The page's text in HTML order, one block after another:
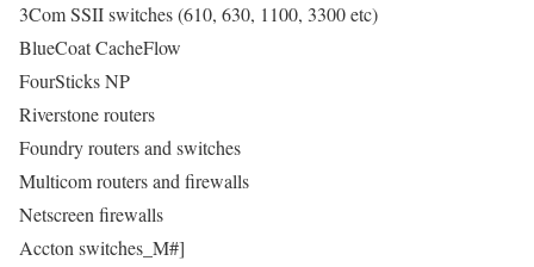
3Com SSII switches (610, 630, 1100, 3300 etc)
BlueCoat CacheFlow
FourSticks NP
Riverstone routers
Foundry routers and switches
Multicom routers and firewalls
Netscreen firewalls
Accton switches_M#]